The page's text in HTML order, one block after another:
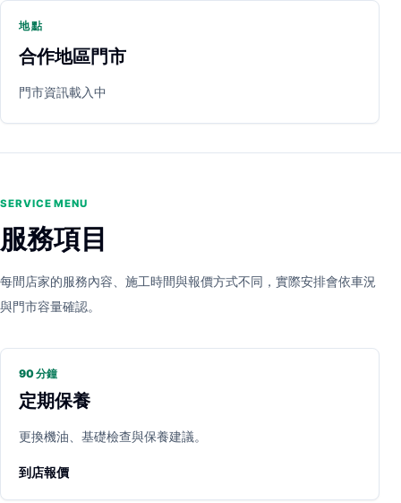
地點
合作地區門市
門市資訊載入中
SERVICE MENU
服務項目
每間店家的服務內容、施工時間與報價方式不同，實際安排會依車況
與門市容量確認。
90 分鐘
定期保養
更換機油、基礎檢查與保養建議。
到店報價